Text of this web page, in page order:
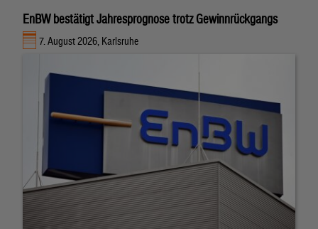
EnBW bestätigt Jahresprognose trotz Gewinnrückgangs
7. August 2026, Karlsruhe